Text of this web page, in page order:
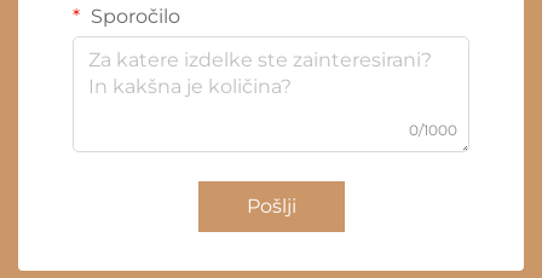
Sporočilo
0/1000
Pošlji